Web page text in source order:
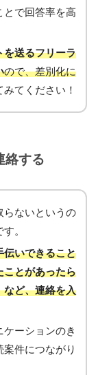
とで回答率を高
を送るフリーラ
ので、差別化に
てください！
絡する
らないというの
。
伝いできること
ことがあったら
など、連絡を入
ーションのき
件につながり